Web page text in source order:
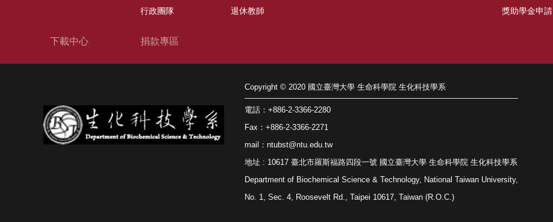
行政團隊
退休教師
獎助學金申請
下載中心 捐款專區
Copyright © 2020 國立臺灣大學 生命科學院 生化科技學系
電話：+886-2-3366-2280
Fax：+886-2-3366-2271
mail：ntubst@ntu.edu.tw
地址 : 10617 臺北市羅斯福路四段一號 國立臺灣大學 生命科學院 生化科技學系
Department of Biochemical Science & Technology, National Taiwan University,
No. 1, Sec. 4, Roosevelt Rd., Taipei 10617, Taiwan (R.O.C.)